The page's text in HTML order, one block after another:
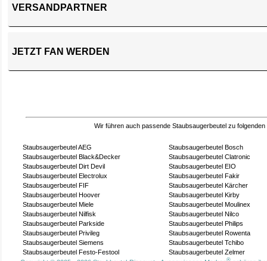
VERSANDPARTNER
JETZT FAN WERDEN
Wir führen auch passende Staubsaugerbeutel zu folgenden
Staubsaugerbeutel AEG
Staubsaugerbeutel Bosch
Staubsaugerbeutel Black&Decker
Staubsaugerbeutel Clatronic
Staubsaugerbeutel Dirt Devil
Staubsaugerbeutel EIO
Staubsaugerbeutel Electrolux
Staubsaugerbeutel Fakir
Staubsaugerbeutel FIF
Staubsaugerbeutel Kärcher
Staubsaugerbeutel Hoover
Staubsaugerbeutel Kirby
Staubsaugerbeutel Miele
Staubsaugerbeutel Moulinex
Staubsaugerbeutel Nilfisk
Staubsaugerbeutel Nilco
Staubsaugerbeutel Parkside
Staubsaugerbeutel Philips
Staubsaugerbeutel Privileg
Staubsaugerbeutel Rowenta
Staubsaugerbeutel Siemens
Staubsaugerbeutel Tchibo
Staubsaugerbeutel Festo-Festool
Staubsaugerbeutel Zelmer
®